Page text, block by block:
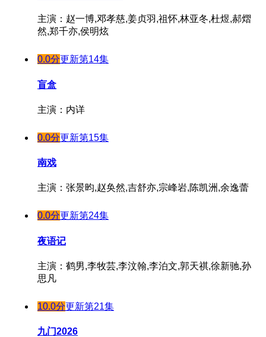
主演：赵一博,邓孝慈,姜贞羽,祖怀,林亚冬,杜煜,郝熠
然,郑千亦,侯明炫
0.0分更新第14集
盲盒
主演：内详
0.0分更新第15集
南戏
主演：张景昀,赵奂然,吉舒亦,宗峰岩,陈凯洲,余逸蕾
0.0分更新第24集
夜语记
主演：鹤男,李牧芸,李汶翰,李泊文,郭天祺,徐新驰,孙
思凡
10.0分更新第21集
九门2026